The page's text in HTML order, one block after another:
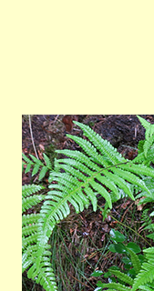
Bild